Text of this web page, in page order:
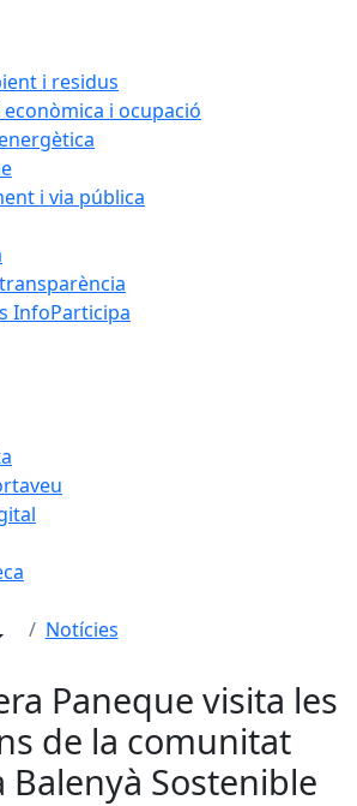
i residus
i ocupació
i via pública
InfoParticipa
Notícies
Paneque visita les
de la comunitat
Sostenible